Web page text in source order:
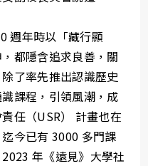
週年時以「藏行顯
都隱含追求良善，關
了率先推出認識歷史
課程，引領風潮，成
任（USR） 計畫也在
今已有 3000 多門課
年《遠見》大學社